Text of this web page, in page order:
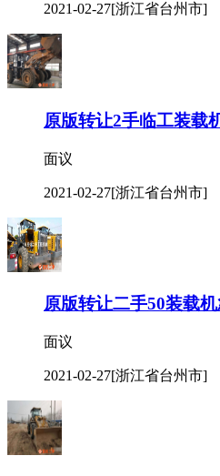
2021-02-27[浙江省台州市]
原版转让2手临工装载
面议
2021-02-27[浙江省台州市]
原版转让二手50装载
面议
2021-02-27[浙江省台州市]